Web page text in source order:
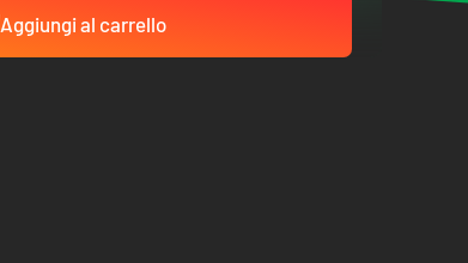
Aggiungi al carrello